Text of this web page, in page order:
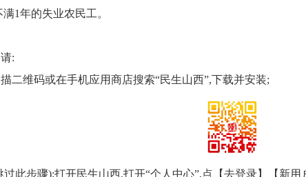
1年的失业农民工。
:
二维码或在手机应用商店搜索“民生山西”,下载并安装;
此步骤):打开民生山西,打开“个人中心”,点【去登录】【新